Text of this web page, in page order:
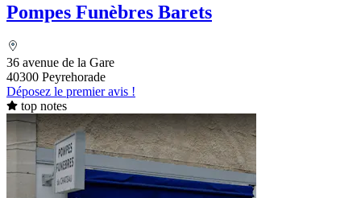
Pompes Funèbres Barets
36 avenue de la Gare
40300 Peyrehorade
Déposez le premier avis !
top notes